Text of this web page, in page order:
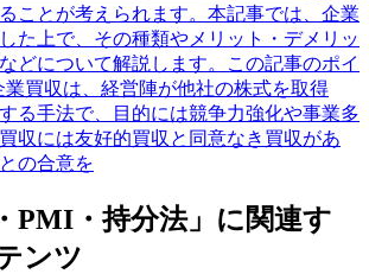
ことが考えられます。本記事では、企業
た上で、その種類やメリット・デメリッ
どについて解説します。この記事のポイ
買収は、経営陣が他社の株式を取得
る手法で、目的には競争力強化や事業多
収には友好的買収と同意なき買収があ
の合意を
PMI・持分法」に関連す
ンツ